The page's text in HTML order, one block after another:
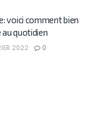
voici comment bien
quotidien
2022 0